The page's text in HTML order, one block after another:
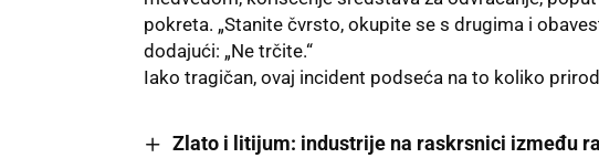
pokreta. „Stanite čvrsto, okupite se s drugima i
dodajući: „Ne trčite.“
Iako tragičan, ovaj incident podseća na to koliko
Zlato i litijum: industrije na raskrsnici između